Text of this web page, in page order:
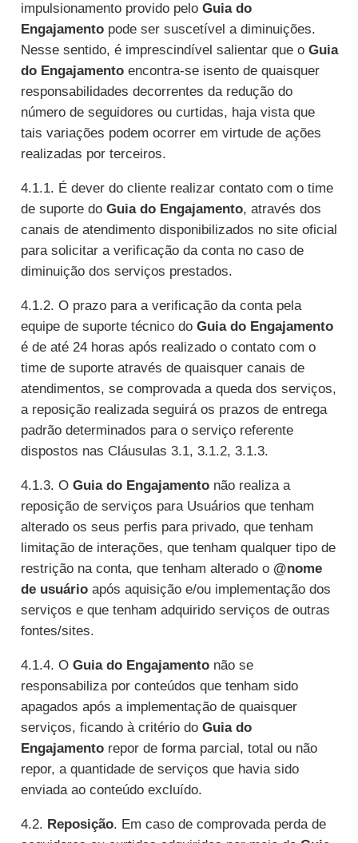
impulsionamento provido pelo Guia do
Engajamentopode ser suscetível a diminuições.
Nesse sentido, é imprescindível salientar que o Guia
do Engajamentoencontra-se isento de quaisquer
responsabilidades decorrentes da redução do
número de seguidores ou curtidas, haja vista que
tais variações podem ocorrer em virtude de ações
realizadas por terceiros.
4.1.1. É dever do cliente realizar contato com o time
de suporte do Guia do Engajamento, através dos
canais de atendimento disponibilizados no site oficial
para solicitar a verificação da conta no caso de
diminuição dos serviços prestados.
4.1.2. O prazo para a verificação da conta pela
equipe de suporte técnico do Guia do Engajamento
é de até 24 horas após realizado o contato com o
time de suporte através de quaisquer canais de
atendimentos, se comprovada a queda dos serviços,
a reposição realizada seguirá os prazos de entrega
padrão determinados para o serviço referente
dispostos nas Cláusulas 3.1, 3.1.2, 3.1.3.
4.1.3. O Guia do Engajamento não realiza a
reposição de serviços para Usuários que tenham
alterado os seus perfis para privado, que tenham
limitação de interações, que tenham qualquer tipo de
restrição na conta, que tenham alterado o @nome
de usuárioapós aquisição e/ou implementação dos
serviços e que tenham adquirido serviços de outras
fontes/sites.
4.1.4. O Guia do Engajamento não se
responsabiliza por conteúdos que tenham sido
apagados após a implementação de quaisquer
serviços, ficando à critério do Guia do
Engajamento repor de forma parcial, total ou não
repor, a quantidade de serviços que havia sido
enviada ao conteúdo excluído.
4.2. Reposição. Em caso de comprovada perda de